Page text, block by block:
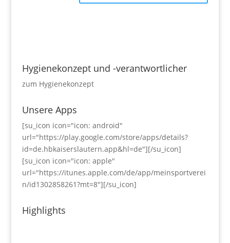
Hygienekonzept und -verantwortlicher
zum Hygienekonzept
Unsere Apps
[su_icon icon="icon: android"
url="https://play.google.com/store/apps/details?
id=de.hbkaiserslautern.app&hl=de"][/su_icon]
[su_icon icon="icon: apple"
url="https://itunes.apple.com/de/app/meinsportverei
n/id1302858261?mt=8"][/su_icon]
Highlights